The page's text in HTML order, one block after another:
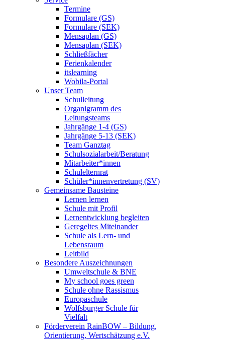
Termine
Formulare (GS)
Formulare (SEK)
Mensaplan (GS)
Mensaplan (SEK)
Schließfächer
Ferienkalender
itslearning
Wobila-Portal
Unser Team
Schulleitung
Organigramm des
Leitungsteams
Jahrgänge 1-4 (GS)
Jahrgänge 5-13 (SEK)
Team Ganztag
Schulsozialarbeit/Beratung
Mitarbeiter*innen
Schulelternrat
Schüler*innenvertretung (SV)
Gemeinsame Bausteine
Lernen lernen
Schule mit Profil
Lernentwicklung begleiten
Geregeltes Miteinander
Schule als Lern- und
Lebensraum
Leitbild
Besondere Auszeichnungen
Umweltschule & BNE
My school goes green
Schule ohne Rassismus
Europaschule
Wolfsburger Schule für
Vielfalt
Förderverein RainBOW – Bildung,
Orientierung, Wertschätzung e.V.